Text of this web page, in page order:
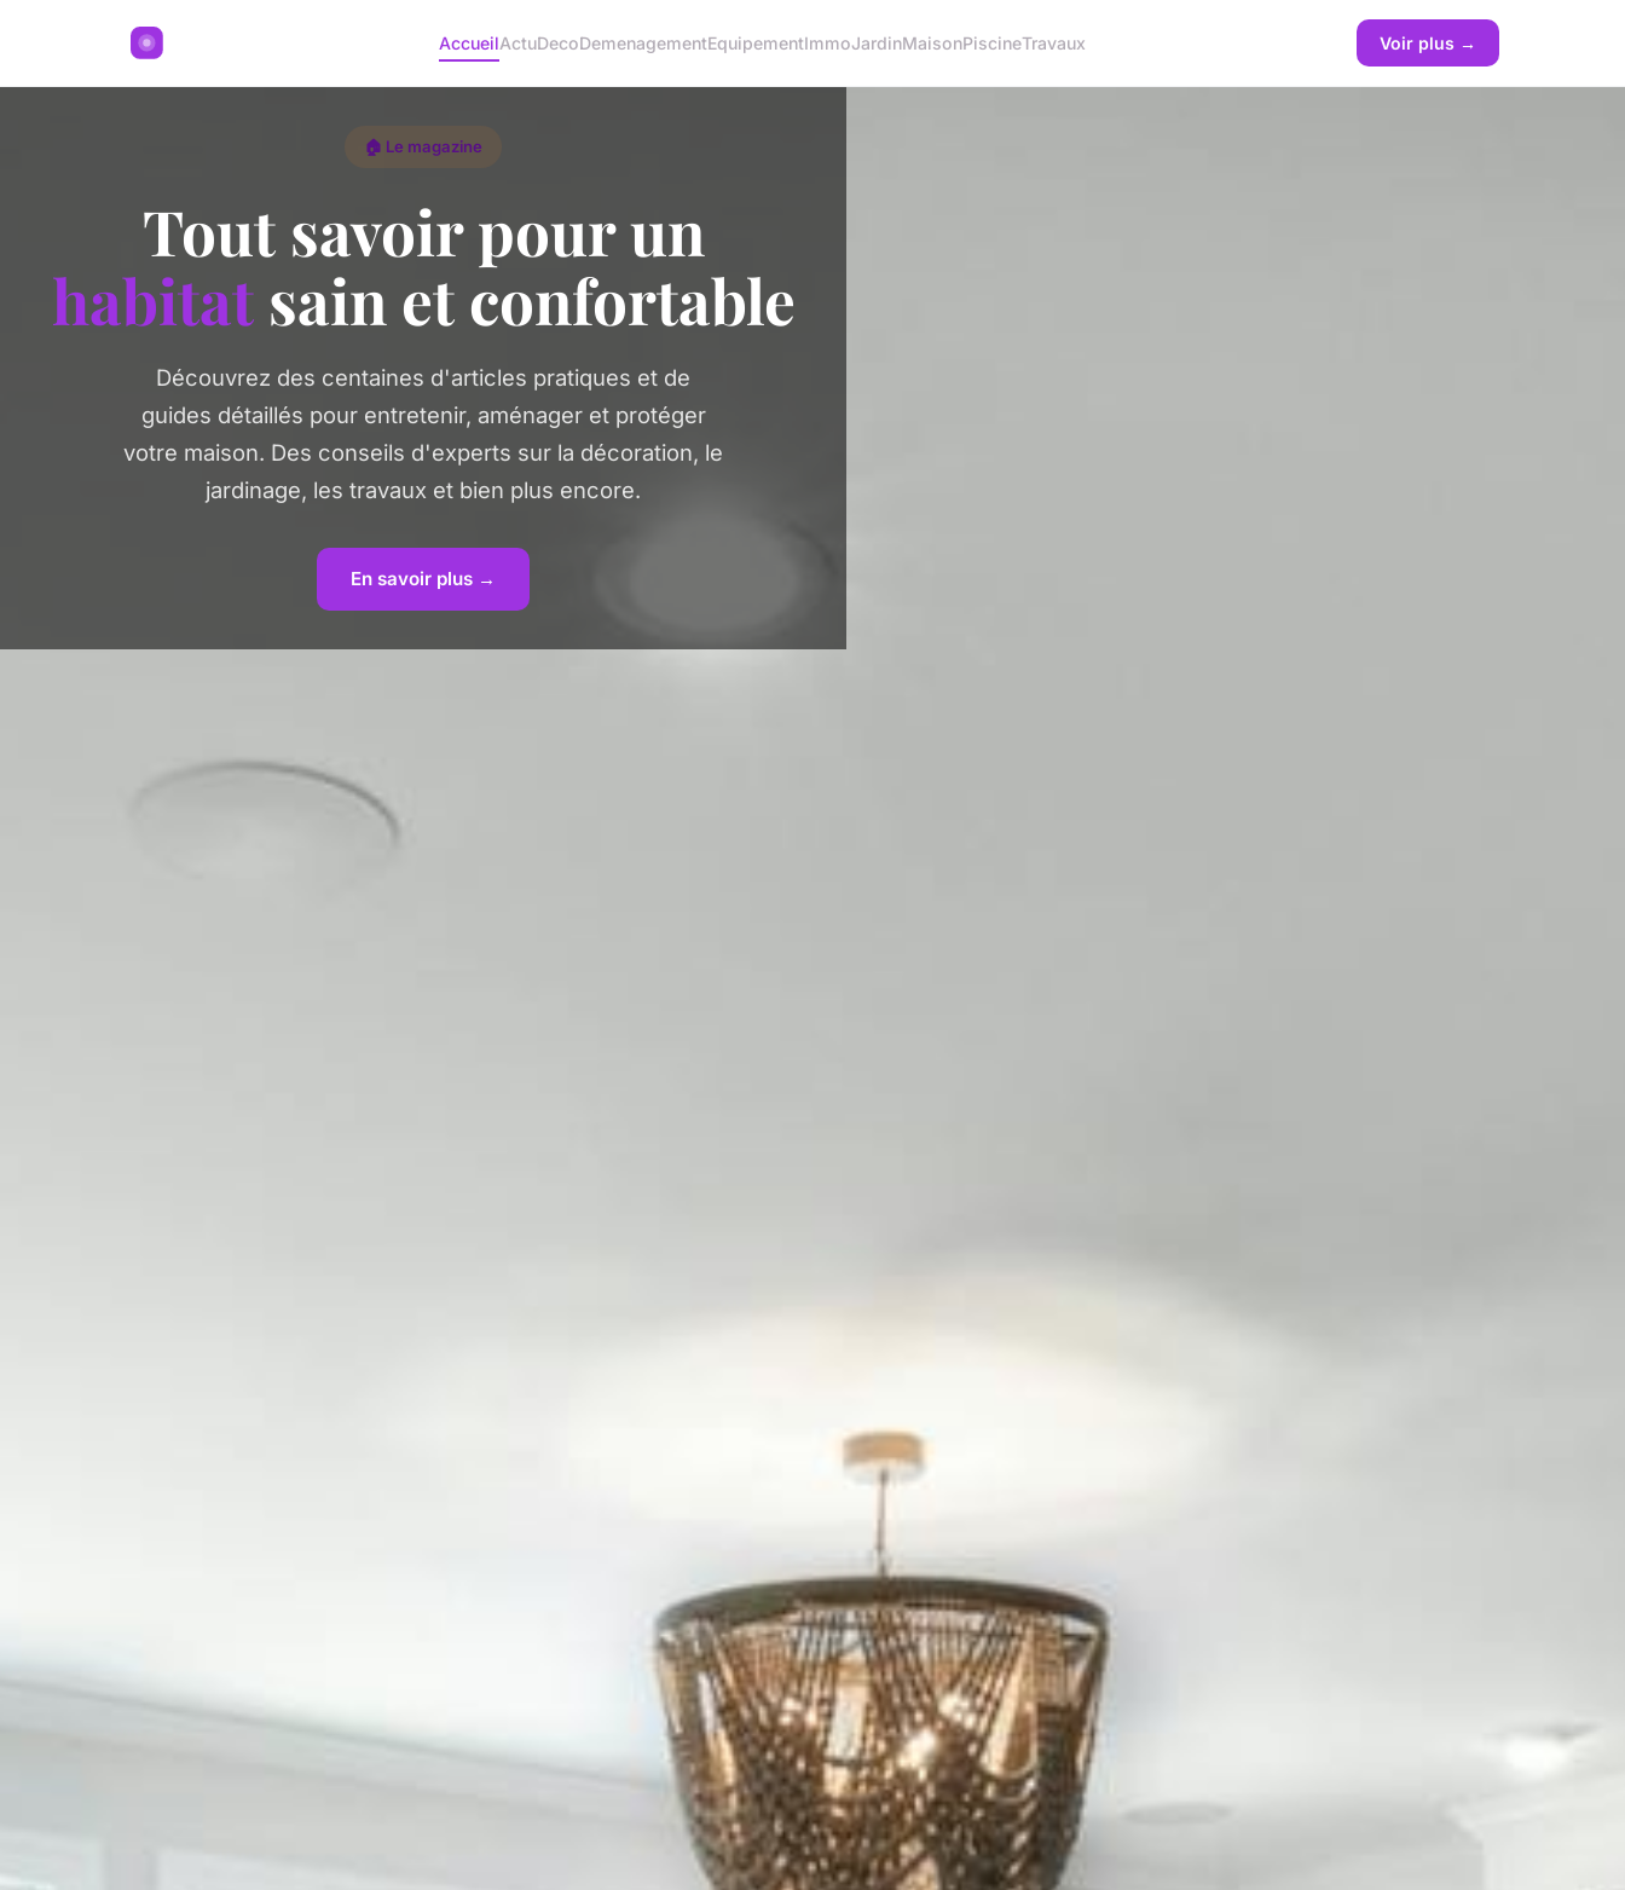
AccueilActuDecoDemenagementEquipementImmoJardinMaisonPiscineTravaux Voir plus →
🏠 Le magazine
Tout savoir pour un
habitatsain et confortable
Découvrez des centaines d'articles pratiques et de
guides détaillés pour entretenir, aménager et protéger
votre maison. Des conseils d'experts sur la décoration, le
jardinage, les travaux et bien plus encore.
En savoir plus →